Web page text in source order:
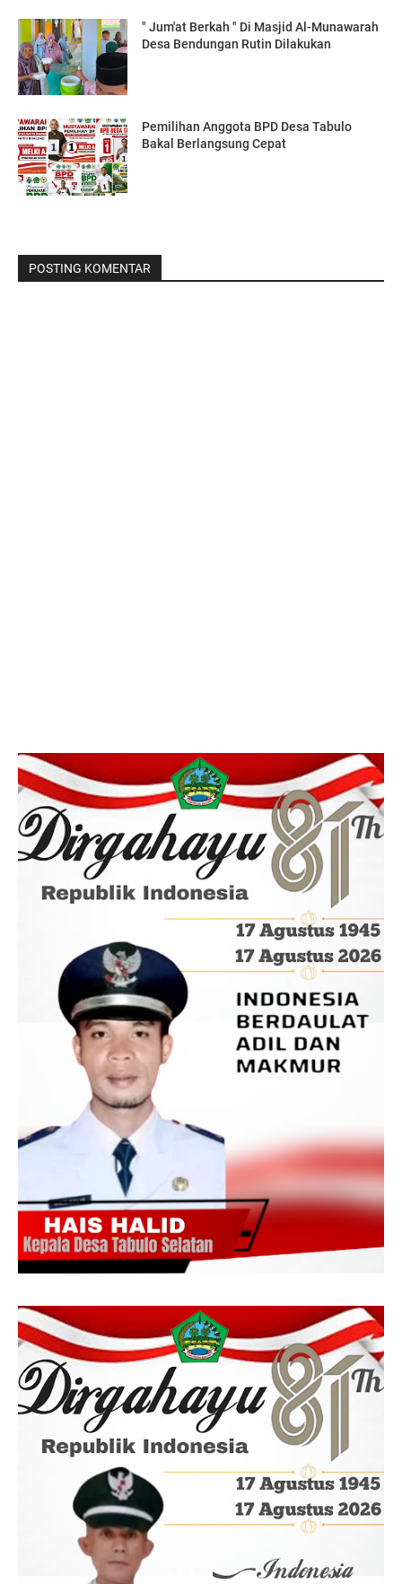
" Jum'at Berkah " Di Masjid Al-Munawarah
Desa Bendungan Rutin Dilakukan
Pemilihan Anggota BPD Desa Tabulo
Bakal Berlangsung Cepat
POSTING KOMENTAR